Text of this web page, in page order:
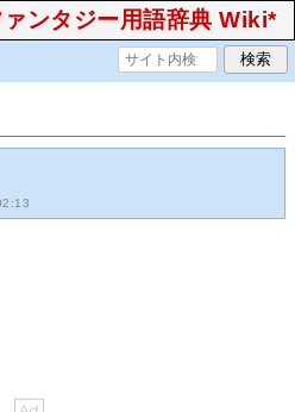
ンタジー用語辞典 Wiki*